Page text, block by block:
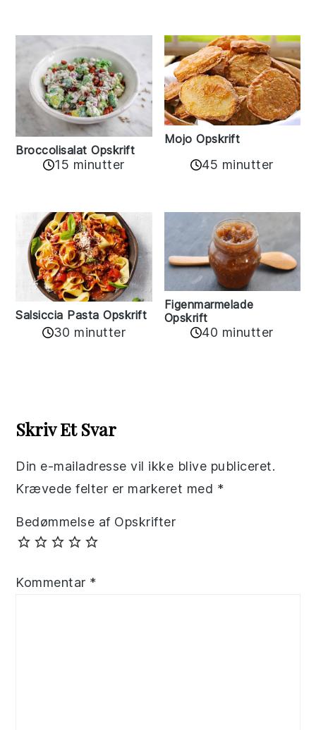
Broccolisalat Opskrift
15 minutter
Mojo Opskrift
45 minutter
Salsiccia Pasta Opskrift
30 minutter
Figenmarmelade
Opskrift
40 minutter
Interactions
Skriv Et Svar
Din e-mailadresse vil ikke blive publiceret.
Krævede felter er markeret med *
Bedømmelse af Opskrifter
Kommentar *